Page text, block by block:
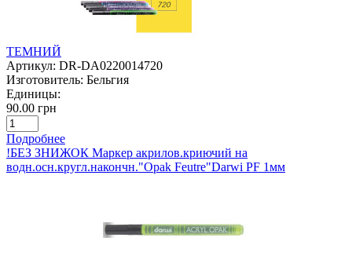
ТЕМНИЙ
Артикул: DR-DA0220014720
Изготовитель: Бельгия
Единицы:
90.00 грн
Подробнее
!БЕЗ ЗНИЖОК Маркер акрилов.криючий на
водн.осн.кругл.накончн."Opak Feutre"Darwi PF 1мм